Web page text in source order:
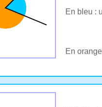
En bleu :
En